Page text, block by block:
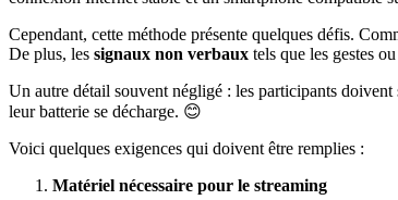
Cependant, cette méthode présente quelques défis.
De plus, les signaux non verbaux tels que les gestes
Un autre détail souvent négligé : les participants
leur batterie se décharge. 😊
Voici quelques exigences qui doivent être remplies :
Matériel nécessaire pour le streaming